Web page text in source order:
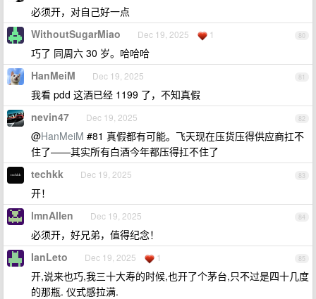
必须开，对自己好一点
80
WithoutSugarMiao Dec 19, 2025 1
巧了 同周六 30 岁。哈哈哈
81
HanMeiM Dec 19, 2025
我看 pdd 这酒已经 1199 了，不知真假
82
nevin47 Dec 19, 2025
@HanMeiM #81 真假都有可能。飞天现在压货压得供应商扛不
住了——其实所有白酒今年都压得扛不住了
83
techkk Dec 19, 2025
开！
84
lmnAllen Dec 19, 2025
必须开，好兄弟，值得纪念！
85
IanLeto Dec 19, 2025 1
开,说来也巧,我三十大寿的时候,也开了个茅台,只不过是四十几度
的那瓶. 仪式感拉满.